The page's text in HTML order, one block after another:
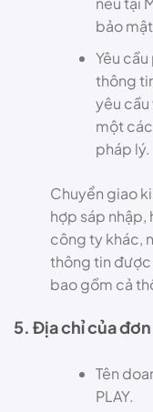
bảo
Yêu
thông
yêu cầu
một
pháp lý.
Chuyển giao
hợp sáp nhập,
công ty khác,
thông tin được
bao gồm cả
5. Địa chỉ của
Tên
PLAY.